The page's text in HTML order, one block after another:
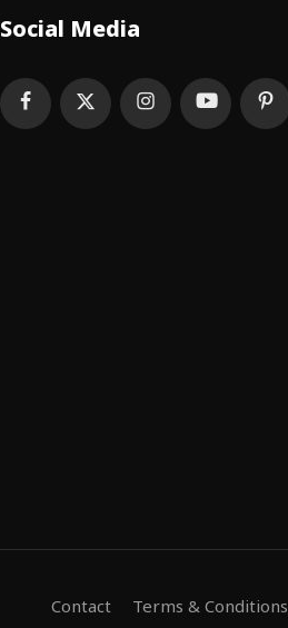
Social Media
Contact Terms & Conditions